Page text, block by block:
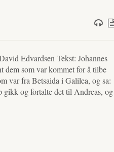
Edvardsen Tekst: Johannes
dem som var kommet for å tilbe
var fra Betsaida i Galilea, og sa:
gikk og fortalte det til Andreas, og